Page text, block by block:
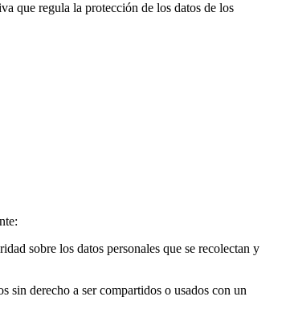
que regula la protección de los datos de los
sobre los datos personales que se recolectan y
derecho a ser compartidos o usados con un